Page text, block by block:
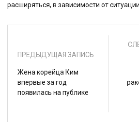
расширяться, в зависимости от
ПРЕДЫДУЩАЯ ЗАПИСЬ
Жена корейца Ким
впервые за год
появилась на публике